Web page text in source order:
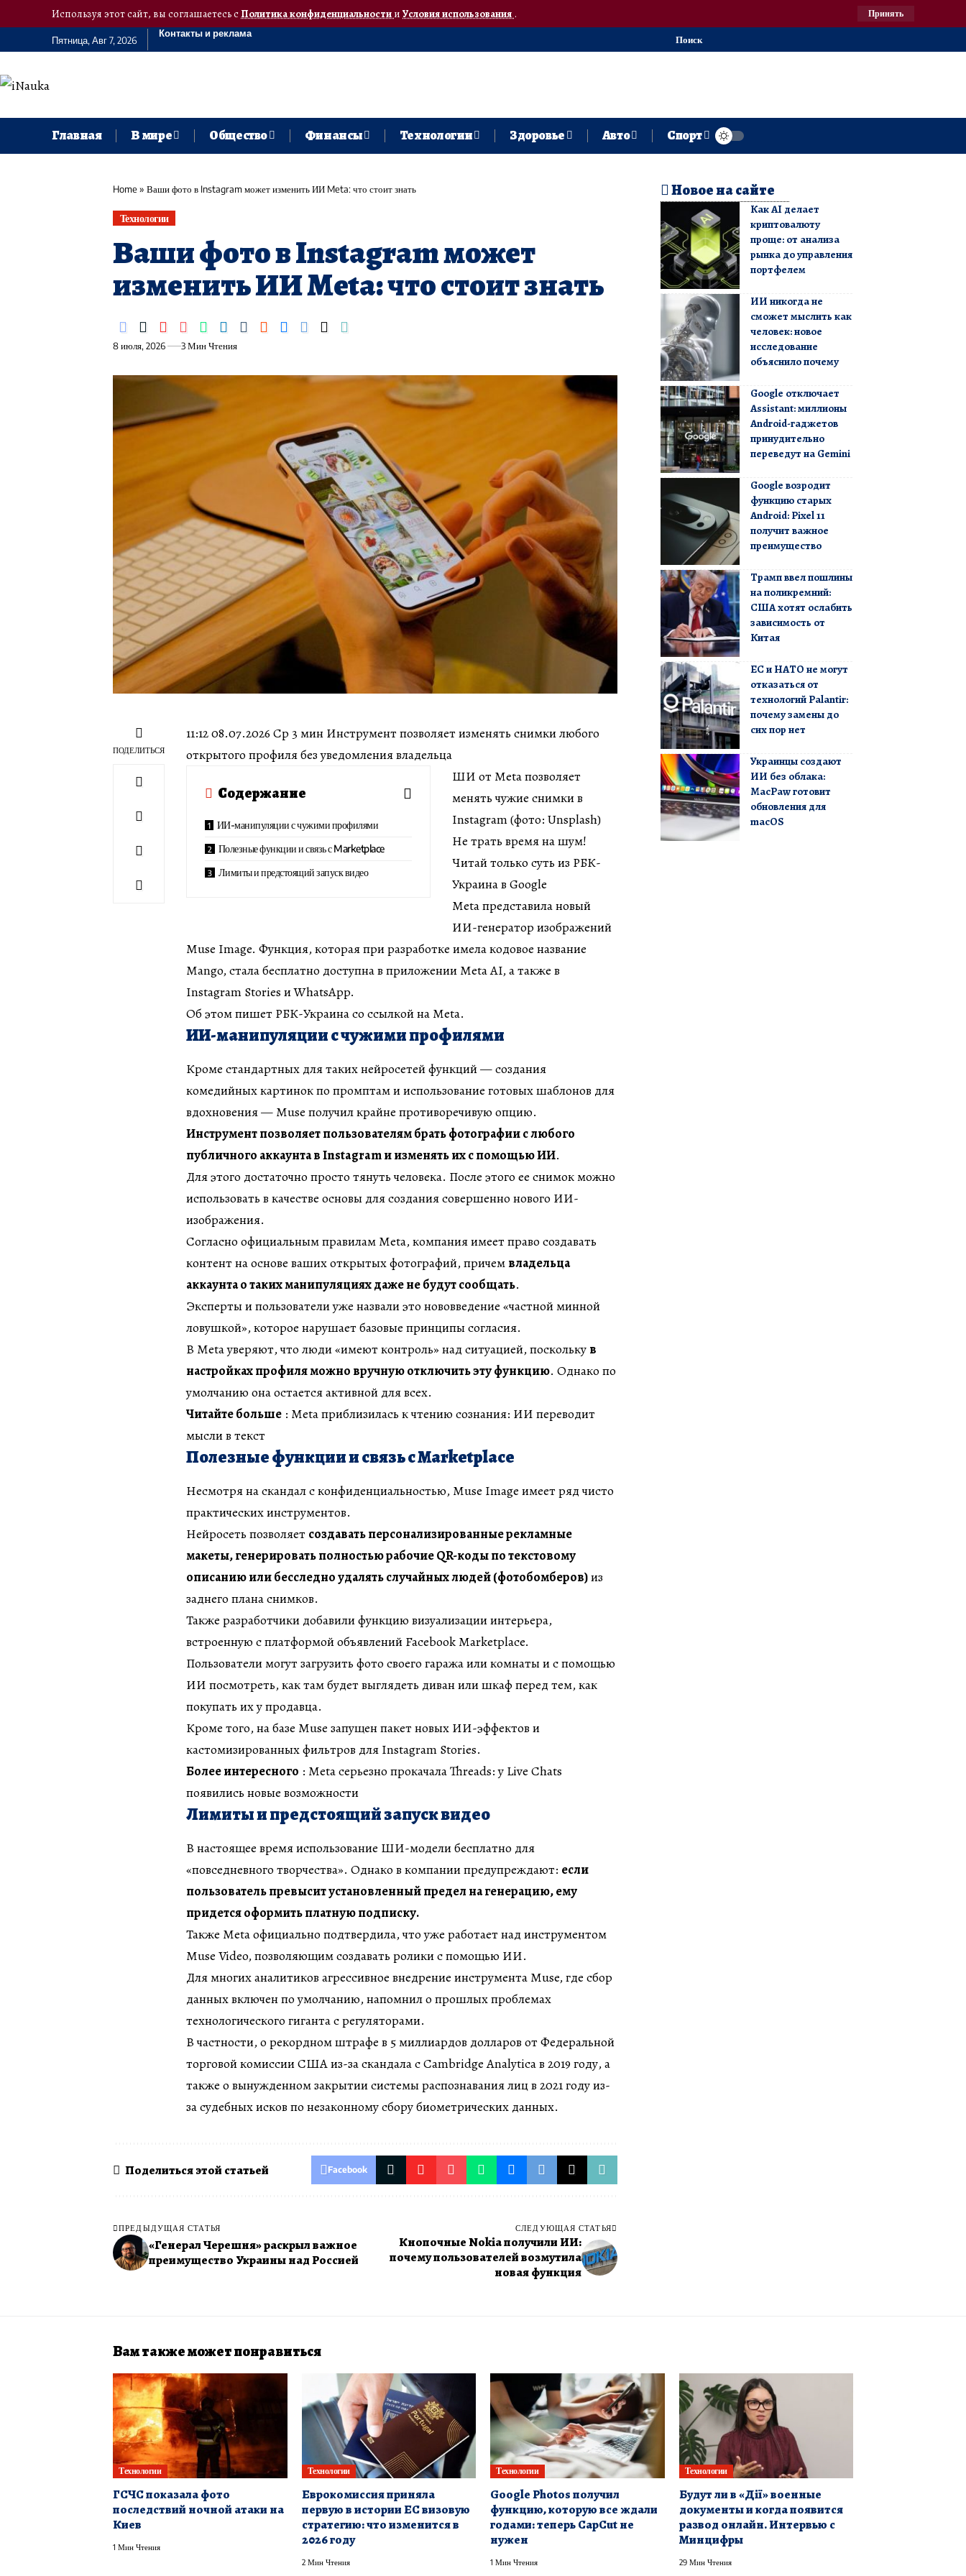
Используя этот сайт, вы соглашаетесь сПолитика конфиденциальностии Условия использования. Принять
Пятница, Авг 7, 2026
Контакты и реклама
Поиск
Главная В мире Общество Финансы Технологии Здоровье Авто Спорт
Home» Ваши фото в Instagram может изменить ИИ Meta: что стоит знать
Технологии
Ваши фото в Instagram может
изменить ИИ Meta: что стоит знать
8 июля, 2026 3 Мин Чтения
ПОДЕЛИТЬСЯ
11:12 08.07.2026 Ср 3 мин Инструмент позволяет изменять снимки любого
открытого профиля без уведомления владельца
Содержание
ИИ-манипуляции с чужими профилями
Полезные функции и связь с Marketplace
Лимиты и предстоящий запуск видео
ШИ от Meta позволяет
менять чужие снимки в
Instagram (фото: Unsplash)
Не трать время на шум!
Читай только суть из РБК-
Украина в Google
Meta представила новый
ИИ-генератор изображений
Muse Image. Функция, которая при разработке имела кодовое название
Mango, стала бесплатно доступна в приложении Meta AI, а также в
Instagram Stories и WhatsApp.
Об этом пишет РБК-Украина со ссылкой на Meta.
ИИ-манипуляции с чужими профилями
Кроме стандартных для таких нейросетей функций — создания
комедийных картинок по промптам и использование готовых шаблонов для
вдохновения — Muse получил крайне противоречивую опцию.
Инструмент позволяет пользователям брать фотографии с любого
публичного аккаунта в Instagram и изменять их с помощью ИИ.
Для этого достаточно просто тянуть человека. После этого ее снимок можно
использовать в качестве основы для создания совершенно нового ИИ-
изображения.
Согласно официальным правилам Meta, компания имеет право создавать
контент на основе ваших открытых фотографий, причем владельца
аккаунта о таких манипуляциях даже не будут сообщать.
Эксперты и пользователи уже назвали это нововведение «частной минной
ловушкой», которое нарушает базовые принципы согласия.
В Meta уверяют, что люди «имеют контроль» над ситуацией, поскольку в
настройках профиля можно вручную отключить эту функцию. Однако по
умолчанию она остается активной для всех.
Читайте больше : Meta приблизилась к чтению сознания: ИИ переводит
мысли в текст
Полезные функции и связь с Marketplace
Несмотря на скандал с конфиденциальностью, Muse Image имеет ряд чисто
практических инструментов.
Нейросеть позволяет создавать персонализированные рекламные
макеты, генерировать полностью рабочие QR-коды по текстовому
описанию или бесследно удалять случайных людей (фотобомберов)из
заднего плана снимков.
Также разработчики добавили функцию визуализации интерьера,
встроенную с платформой объявлений Facebook Marketplace.
Пользователи могут загрузить фото своего гаража или комнаты и с помощью
ИИ посмотреть, как там будет выглядеть диван или шкаф перед тем, как
покупать их у продавца.
Кроме того, на базе Muse запущен пакет новых ИИ-эффектов и
кастомизированных фильтров для Instagram Stories.
Более интересного : Meta серьезно прокачала Threads: у Live Chats
появились новые возможности
Лимиты и предстоящий запуск видео
В настоящее время использование ШИ-модели бесплатно для
«повседневного творчества». Однако в компании предупреждают: если
пользователь превысит установленный предел на генерацию, ему
придется оформить платную подписку.
Также Meta официально подтвердила, что уже работает над инструментом
Muse Video, позволяющим создавать ролики с помощью ИИ.
Для многих аналитиков агрессивное внедрение инструмента Muse, где сбор
данных включен по умолчанию, напомнил о прошлых проблемах
технологического гиганта с регуляторами.
В частности, о рекордном штрафе в 5 миллиардов долларов от Федеральной
торговой комиссии США из-за скандала с Cambridge Analytica в 2019 году, а
также о вынужденном закрытии системы распознавания лиц в 2021 году из-
за судебных исков по незаконному сбору биометрических данных.
Поделиться этой статьей Facebook
ПРЕДЫДУЩАЯ СТАТЬЯ
«Генерал Черешня» раскрыл важное
преимущество Украины над Россией
СЛЕДУЮЩАЯ СТАТЬЯ
Кнопочные Nokia получили ИИ:
почему пользователей возмутила
новая функция
Новое на сайте
Как AI делает
криптовалюту
проще: от анализа
рынка до управления
портфелем
ИИ никогда не
сможет мыслить как
человек: новое
исследование
объяснило почему
Google отключает
Assistant: миллионы
Android-гаджетов
принудительно
переведут на Gemini
Google возродит
функцию старых
Android: Pixel 11
получит важное
преимущество
Трамп ввел пошлины
на поликремний:
США хотят ослабить
зависимость от
Китая
ЕС и НАТО не могут
отказаться от
технологий Palantir:
почему замены до
сих пор нет
Украинцы создают
ИИ без облака:
MacPaw готовит
обновления для
macOS
Вам также может понравиться
Технологии
ГСЧС показала фото
последствий ночной атаки на
Киев
1 Мин Чтения
Технологии
Еврокомиссия приняла
первую в истории ЕС визовую
стратегию: что изменится в
2026 году
2 Мин Чтения
Технологии
Google Photos получил
функцию, которую все ждали
годами: теперь CapCut не
нужен
1 Мин Чтения
Технологии
Будут ли в «Дії» военные
документы и когда появится
развод онлайн. Интервью с
Минцифры
29 Мин Чтения